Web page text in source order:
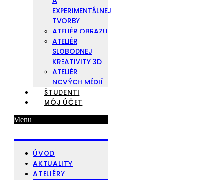
EXPERIMENTÁLNEJ
TVORBY
ATELIÉR OBRAZU
ATELIÉR
SLOBODNEJ
KREATIVITY 3D
ATELIÉR
NOVÝCH MÉDIÍ
ŠTUDENTI
MÔJ ÚČET
Menu
ÚVOD
AKTUALITY
ATELIÉRY